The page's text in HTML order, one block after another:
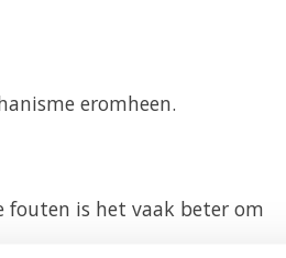
eromheen.
fouten is het vaak beter om